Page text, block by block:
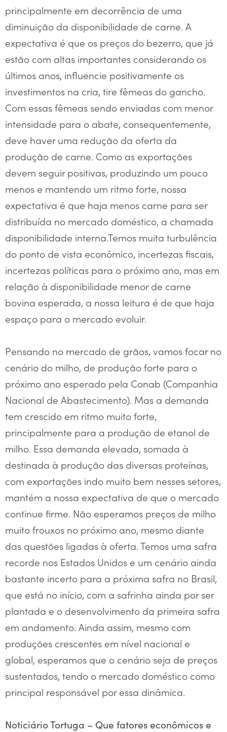
principalmente em decorrência de uma
diminuição da disponibilidade de carne. A
expectativa é que os preços do bezerro, que já
estão com altas importantes considerando os
últimos anos, influencie positivamente os
investimentos na cria, tire fêmeas do gancho.
Com essas fêmeas sendo enviadas com menor
intensidade para o abate, consequentemente,
deve haver uma redução da oferta da
produção de carne. Como as exportações
devem seguir positivas, produzindo um pouco
menos e mantendo um ritmo forte, nossa
expectativa é que haja menos carne para ser
distribuída no mercado doméstico, a chamada
disponibilidade interna.Temos muita turbulência
do ponto de vista econômico, incertezas fiscais,
incertezas políticas para o próximo ano, mas em
relação à disponibilidade menor de carne
bovina esperada, a nossa leitura é de que haja
espaço para o mercado evoluir.
Pensando no mercado de grãos, vamos focar no
cenário do milho, de produção forte para o
próximo ano esperado pela Conab (Companhia
Nacional de Abastecimento). Mas a demanda
tem crescido em ritmo muito forte,
principalmente para a produção de etanol de
milho. Essa demanda elevada, somada à
destinada à produção das diversas proteínas,
com exportações indo muito bem nesses setores,
mantém a nossa expectativa de que o mercado
continue firme. Não esperamos preços de milho
muito frouxos no próximo ano, mesmo diante
das questões ligadas à oferta. Temos uma safra
recorde nos Estados Unidos e um cenário ainda
bastante incerto para a próxima safra no Brasil,
que está no início, com a safrinha ainda por ser
plantada e o desenvolvimento da primeira safra
em andamento. Ainda assim, mesmo com
produções crescentes em nível nacional e
global, esperamos que o cenário seja de preços
sustentados, tendo o mercado doméstico como
principal responsável por essa dinâmica.
Noticiário Tortuga – Que fatores econômicos e